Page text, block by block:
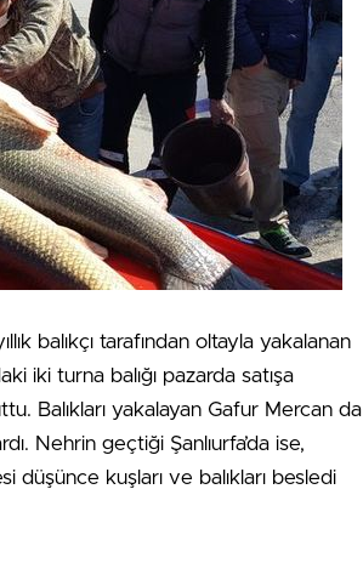
balıkçı tarafından oltayla yakalanan
iki turna balığı pazarda satışa
Balıkları yakalayan Gafur Mercan da
Nehrin geçtiği Şanlıurfa’da ise,
düşünce kuşları ve balıkları besledi